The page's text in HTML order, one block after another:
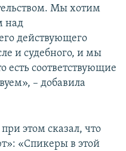
Мы хотим
над
действующего
и судебного, и мы
есть соответствующие
– добавила
этом сказал, что
«Спикеры в этой